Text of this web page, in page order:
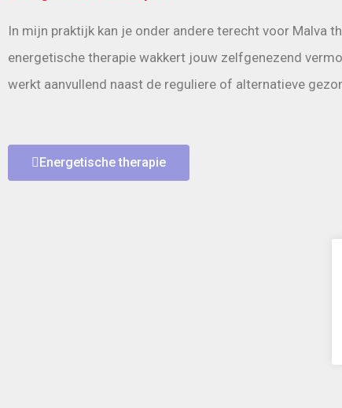
In mijn praktijk kan je onder andere terecht voor Malva
energetische therapie wakkert jouw zelfgenezend
werkt aanvullend naast de reguliere of alternatieve
Energetische therapie